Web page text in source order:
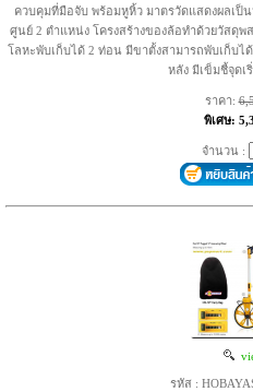
ควบคุมที่มือจับ พร้อมหูหิ้ว มาตรวัดแสดงผลเป็
ศูนย์ 2 ตำแหน่ง โครงสร้างของล้อทำด้วยวัสดุ
โลหะพับเก็บได้ 2 ท่อน มีขาตั้งสามารถพับเก็บไ
หลัง มีเข็มชี้จุดเ
ราคา:
พิเศษ:
จำนวน :
รหัส :